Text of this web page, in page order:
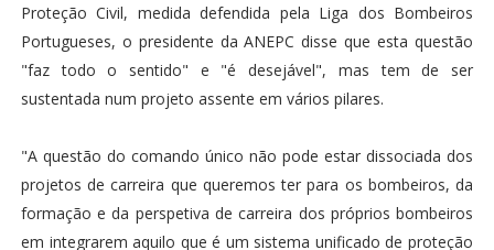
Proteção Civil, medida defendida pela Liga dos Bombeiros
Portugueses, o presidente da ANEPC disse que esta questão
"faz todo o sentido" e "é desejável", mas tem de ser
sustentada num projeto assente em vários pilares.
"A questão do comando único não pode estar dissociada dos
projetos de carreira que queremos ter para os bombeiros, da
formação e da perspetiva de carreira dos próprios bombeiros
em integrarem aquilo que é um sistema unificado de proteção